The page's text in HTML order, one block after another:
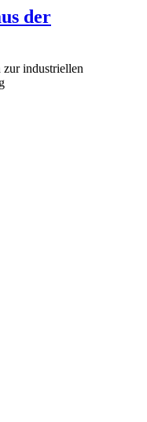
der
zur industriellen